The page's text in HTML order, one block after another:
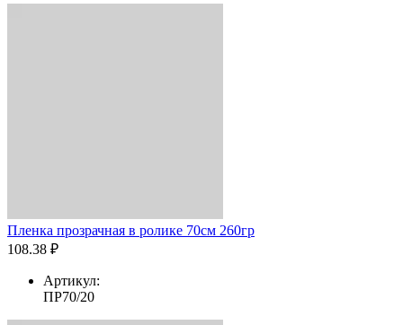
Пленка прозрачная в ролике 70см 260гр
108.38 ₽
Артикул:
ПР70/20